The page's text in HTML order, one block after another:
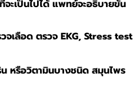
ะเป็นไปได้ แพทย์จะอธิบายขั้น
เลือด ตรวจ EKG, Stress test
หรือวิตามินบางชนิด สมุนไพร